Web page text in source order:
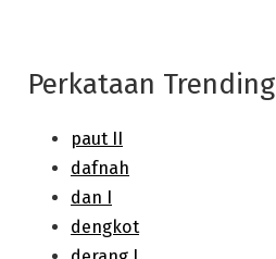
Perkataan Trending